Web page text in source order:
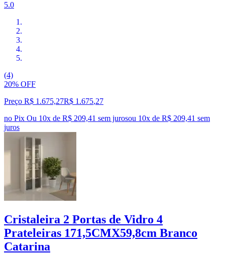
5.0
(4)
20% OFF
Preço R$ 1.675,27R$ 1.675,27
no Pix Ou 10x de R$ 209,41 sem jurosou 10x de R$ 209,41 sem
juros
Cristaleira 2 Portas de Vidro 4
Prateleiras 171,5CMX59,8cm Branco
Catarina